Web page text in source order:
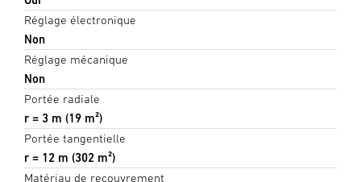
Réglage électronique
Non
Réglage mécanique
Non
Portée radiale
r = 3 m (19 m²)
Portée tangentielle
r = 12 m (302 m²)
Matériau de recouvrement